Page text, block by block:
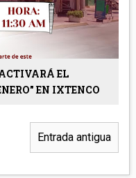
EL
EN IXTENCO
Entrada antigua